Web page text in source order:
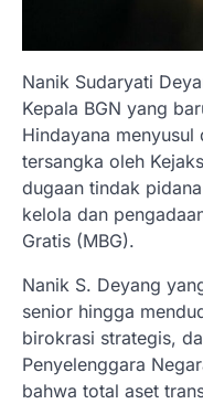
Nanik Sudaryati
Kepala BGN yang
Hindayana
tersangka oleh
dugaan tindak
kelola dan
Gratis (MBG).
Nanik S. Deyang
senior hingga
birokrasi strategis,
Penyelenggara
bahwa total aset